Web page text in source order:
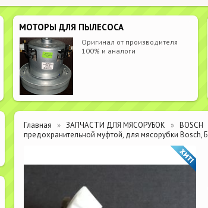
МОТОРЫ ДЛЯ ПЫЛЕСОСА
Оригинал от производителя
100% и аналоги
Главная ЗАПЧАСТИ ДЛЯ МЯСОРУБОК BOSCH
предохранительной муфтой, для мясорубки Bosch,